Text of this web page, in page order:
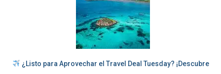
¿Listo para Aprovechar el Travel Deal Tuesday? ¡Descubre